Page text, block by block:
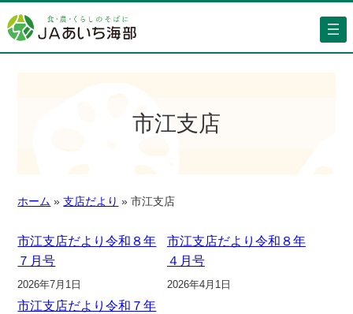
市江支店
ホーム » 支店だより » 市江支店
市江支店だより令和８年
７月号
2026年7月1日
市江支店だより令和８年
４月号
2026年4月1日
市江支店だより令和７年